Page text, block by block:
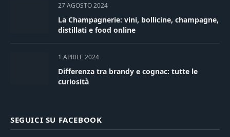
27 AGOSTO 2024
La Champagnerie: vini, bollicine, champagne,
distillati e food online
1 APRILE 2024
Differenza tra brandy e cognac: tutte le
curiosità
SEGUICI SU FACEBOOK